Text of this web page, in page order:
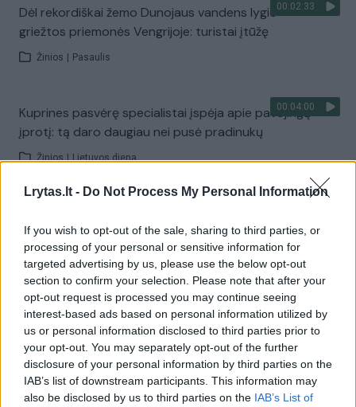
Lrytas.lt - Do Not Process My Personal Information
If you wish to opt-out of the sale, sharing to third parties, or
processing of your personal or sensitive information for
targeted advertising by us, please use the below opt-out
section to confirm your selection. Please note that after your
opt-out request is processed you may continue seeing
interest-based ads based on personal information utilized by
us or personal information disclosed to third parties prior to
your opt-out. You may separately opt-out of the further
disclosure of your personal information by third parties on the
IAB’s list of downstream participants. This information may
also be disclosed by us to third parties on the IAB’s List of
00:02:33
Dėl rekordiškai žemo Dunojaus vandens lygio –
griežtos priemonės Vengrijoje: turistai įtūžę
Žinios Pasaulis
00:04:00
Kuprines pasvėrę specialistai įspėja apie pavojingą
įprotį: tą daro daugiau nei pusė pradinukų
Žinios | Lietuvos diena
Žiūrimiausi įrašai
00:00:30
Vaizdai iš tragiškos avarijos Vilniaus r.: dviejų moterų ir
vaiko gyvybių išgelbėti nepavyko